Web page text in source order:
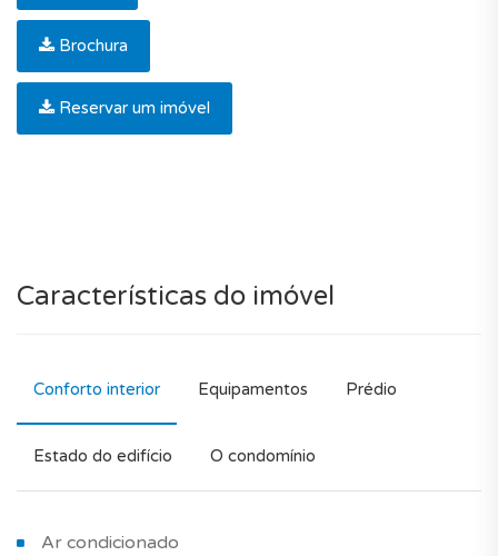
Brochura
Reservar um imóvel
Características do imóvel
Conforto interior Equipamentos Prédio
Estado do edifício O condomínio
Ar condicionado